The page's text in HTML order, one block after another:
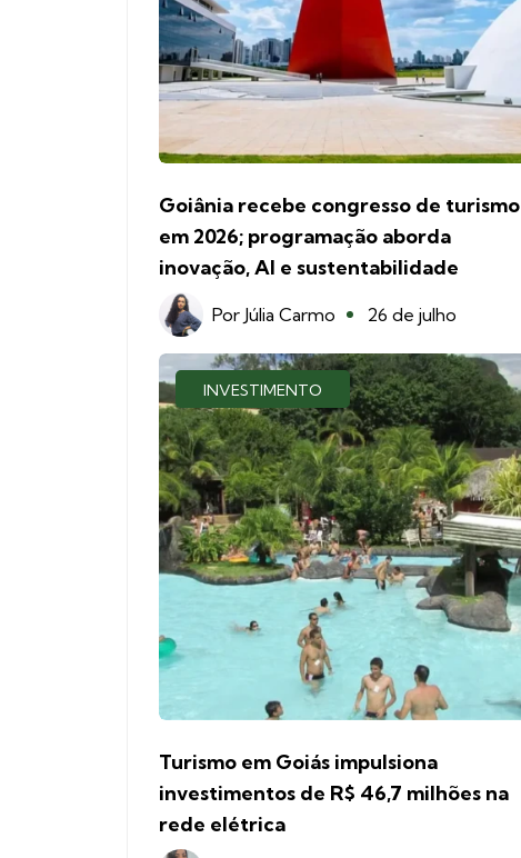
Goiânia recebe congresso de turismo
em 2026; programação aborda
inovação, AI e sustentabilidade
Por Júlia Carmo 26 de julho
INVESTIMENTO
Turismo em Goiás impulsiona
investimentos de R$ 46,7 milhões na
rede elétrica